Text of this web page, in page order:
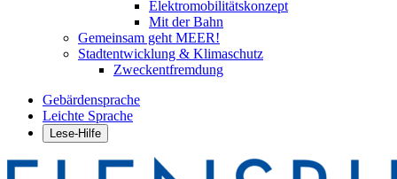
Elektromobilitätskonzept
Mit der Bahn
Gemeinsam geht MEER!
Stadtentwicklung & Klimaschutz
Zweckentfremdung
Gebärdensprache
Leichte Sprache
Lese-Hilfe